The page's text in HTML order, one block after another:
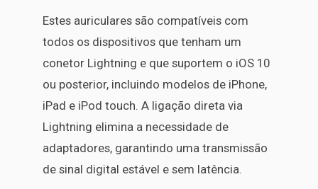
Estes auriculares são compatíveis com
todos os dispositivos que tenham um
conetor Lightning e que suportem o iOS 10
ou posterior, incluindo modelos de iPhone,
iPad e iPod touch. A ligação direta via
Lightning elimina a necessidade de
adaptadores, garantindo uma transmissão
de sinal digital estável e sem latência.